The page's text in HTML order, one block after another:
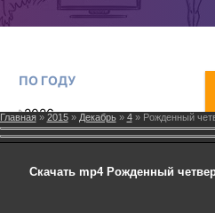
Главная» 2015 » Декабрь » 4» Рожденный
Скачать mp4 Рожденный